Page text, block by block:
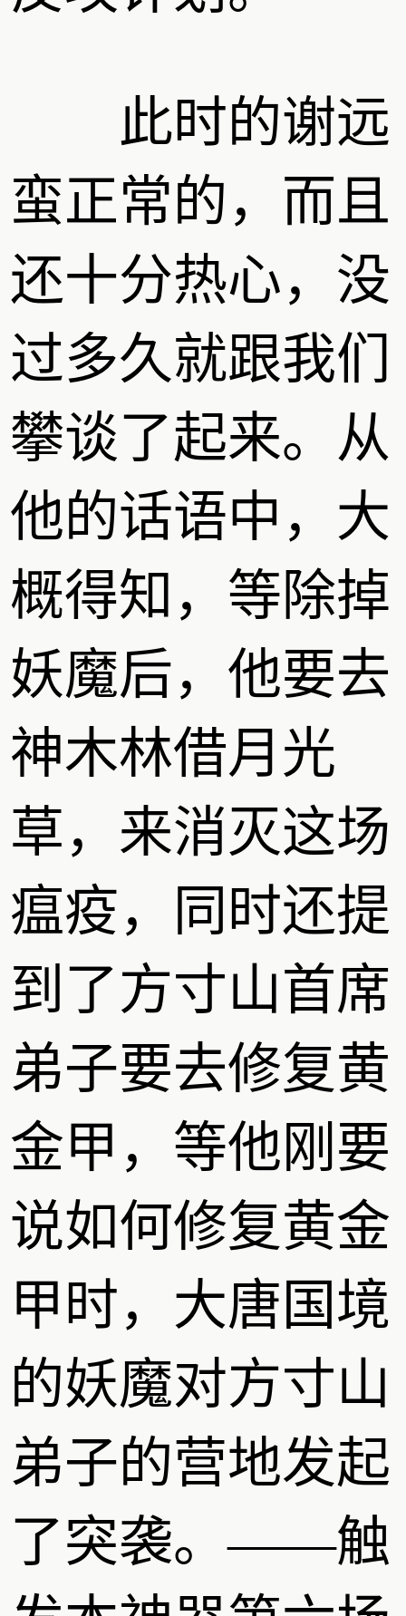
此时的谢远
蛮正常的，而且
还十分热心，没
过多久就跟我们
攀谈了起来。从
他的话语中，大
概得知，等除掉
妖魔后，他要去
神木林借月光
草，来消灭这场
瘟疫，同时还提
到了方寸山首席
弟子要去修复黄
金甲，等他刚要
说如何修复黄金
甲时，大唐国境
的妖魔对方寸山
弟子的营地发起
了突袭。——触